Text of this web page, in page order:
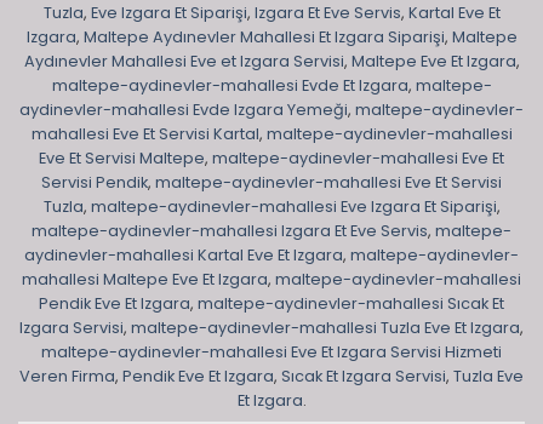
Tuzla, Eve Izgara Et Siparişi, Izgara Et Eve Servis, Kartal Eve Et
Izgara, Maltepe Aydınevler Mahallesi Et Izgara Siparişi, Maltepe
Aydınevler Mahallesi Eve et Izgara Servisi, Maltepe Eve Et Izgara,
maltepe-aydinevler-mahallesi Evde Et Izgara, maltepe-
aydinevler-mahallesi Evde Izgara Yemeği, maltepe-aydinevler-
mahallesi Eve Et Servisi Kartal, maltepe-aydinevler-mahallesi
Eve Et Servisi Maltepe, maltepe-aydinevler-mahallesi Eve Et
Servisi Pendik, maltepe-aydinevler-mahallesi Eve Et Servisi
Tuzla, maltepe-aydinevler-mahallesi Eve Izgara Et Siparişi,
maltepe-aydinevler-mahallesi Izgara Et Eve Servis, maltepe-
aydinevler-mahallesi Kartal Eve Et Izgara, maltepe-aydinevler-
mahallesi Maltepe Eve Et Izgara, maltepe-aydinevler-mahallesi
Pendik Eve Et Izgara, maltepe-aydinevler-mahallesi Sıcak Et
Izgara Servisi, maltepe-aydinevler-mahallesi Tuzla Eve Et Izgara,
maltepe-aydinevler-mahallesi Eve Et Izgara Servisi Hizmeti
Veren Firma, Pendik Eve Et Izgara, Sıcak Et Izgara Servisi, Tuzla Eve
Et Izgara.